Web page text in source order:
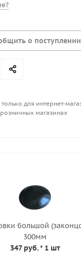
о поступлении
только для интернет-
магазинах
большой
300мм
347 руб.* 1 шт